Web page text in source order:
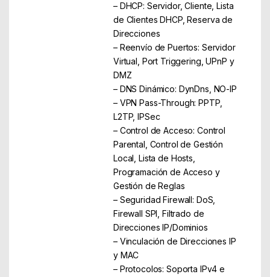
– DHCP: Servidor, Cliente, Lista
de Clientes DHCP, Reserva de
Direcciones
– Reenvío de Puertos: Servidor
Virtual, Port Triggering, UPnP y
DMZ
– DNS Dinámico: DynDns, NO-IP
– VPN Pass-Through: PPTP,
L2TP, IPSec
– Control de Acceso: Control
Parental, Control de Gestión
Local, Lista de Hosts,
Programación de Acceso y
Gestión de Reglas
– Seguridad Firewall: DoS,
Firewall SPI, Filtrado de
Direcciones IP/Dominios
– Vinculación de Direcciones IP
y MAC
– Protocolos: Soporta IPv4 e